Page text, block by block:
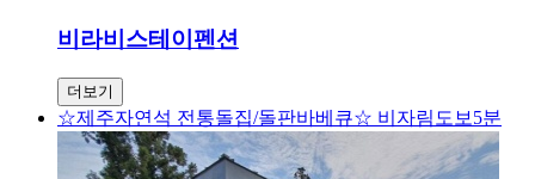
비라비스테이펜션
더보기
☆제주자연석 전통돌집/돌판바베큐☆ 비자림도보5분